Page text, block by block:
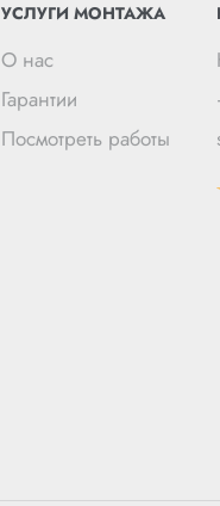
УСЛУГИ МОНТАЖА
О нас
Гарантии
Посмотреть работы